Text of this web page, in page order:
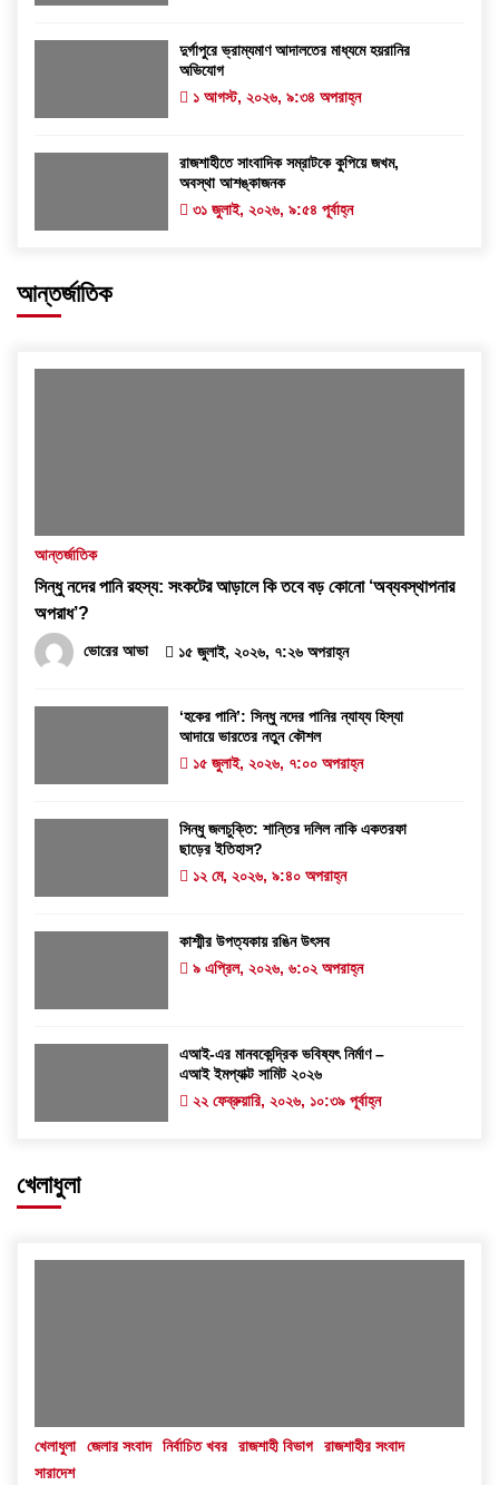
দুর্গাপুরে ভ্রাম্যমাণ আদালতের মাধ্যমে হয়রানির
অভিযোগ
১ আগস্ট, ২০২৬, ৯:৩৪ অপরাহ্ন
রাজশাহীতে সাংবাদিক সম্রাটকে কুপিয়ে জখম,
অবস্থা আশঙ্কাজনক
৩১ জুলাই, ২০২৬, ৯:৫৪ পূর্বাহ্ন
আন্তর্জাতিক
আন্তর্জাতিক
সিন্ধু নদের পানি রহস্য: সংকটের আড়ালে কি তবে বড় কোনো ‘অব্যবস্থাপনার
অপরাধ’?
ভোরের আভা ১৫ জুলাই, ২০২৬, ৭:২৬ অপরাহ্ন
‘হকের পানি’: সিন্ধু নদের পানির ন্যায্য হিস্যা
আদায়ে ভারতের নতুন কৌশল
১৫ জুলাই, ২০২৬, ৭:০০ অপরাহ্ন
সিন্ধু জলচুক্তি: শান্তির দলিল নাকি একতরফা
ছাড়ের ইতিহাস?
১২ মে, ২০২৬, ৯:৪০ অপরাহ্ন
কাশ্মীর উপত্যকায় রঙিন উৎসব
৯ এপ্রিল, ২০২৬, ৬:০২ অপরাহ্ন
এআই-এর মানবকেন্দ্রিক ভবিষ্যৎ নির্মাণ –
এআই ইমপ্যাক্ট সামিট ২০২৬
২২ ফেব্রুয়ারি, ২০২৬, ১০:৩৯ পূর্বাহ্ন
খেলাধুলা
খেলাধুলা জেলার সংবাদ নির্বাচিত খবর রাজশাহী বিভাগ
রাজশাহীর সংবাদ
সারাদেশ